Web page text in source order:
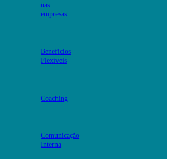
nas
empresas
Benefícios
Flexíveis
Coaching
Comunicação
Interna